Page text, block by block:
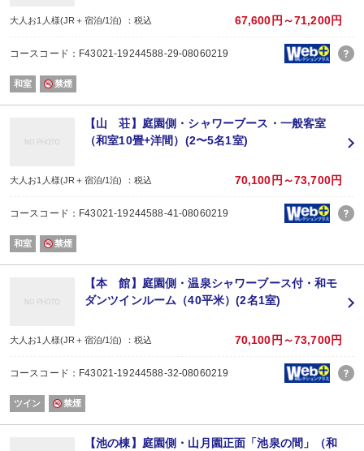
雄大な自然と歴史の浪漫が織り成す至福の時間をお愉しみ頂けます。
庭園様式「池泉回遊式庭園」
入場時間６時頃～１７時頃迄
ご宿泊のお客様は入場無料
「放心亭」又は「山月」にてご用意致します。
お食事スタート時間は夕食18：00、18：30、19：00、朝食7：30、8：00、8
※料理内容の変更はお受けできません。アレルギーに関してもご対応致しかね
■お布団について
夕食時にお敷きさせていただきます。
事前のご連絡で、チェックイン前に敷いておくことも可能です。
ご希望のお客様はお申しでくださいませ。
期間2026年6月1日～9月30日迄（予定）
（7月18日～8月31日はナイトプール開催！PM10：00迄営業）
ご宿泊のお客様は無料でご利用いただけます。チェックイン前、チェックアウ
※アウト日が休館の場合はご利用できません。
※水着・スポーツタオルはご持参ください。（水着の貸し出しはございません
大人お1人様(JR＋宿泊/1泊) ：税込 67,600円～71,200円
コースコード：F43021-19244588-29-08060219
和室 禁煙
【山 荘】庭園側・シャワーブース・一般客室
（和室10畳+洋間）(2〜5名1室)
大人お1人様(JR＋宿泊/1泊) ：税込 70,100円～73,700円
コースコード：F43021-19244588-41-08060219
和室 禁煙
【本 館】庭園側・温泉シャワーブース付・和モ
ダンツインルーム（40平米）(2名1室)
大人お1人様(JR＋宿泊/1泊) ：税込 70,100円～73,700円
コースコード：F43021-19244588-32-08060219
ツイン 禁煙
【池の棟】庭園側・山月園正面「池泉の間」（和